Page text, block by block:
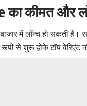
का कीमत और
में लॉन्च हो सकती है।
से शुरू होके टॉप वेरिएंट